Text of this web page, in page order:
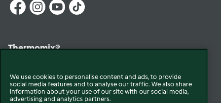
Thermomix®
We use cookies to personalise content and ads, to provide
social media features and to analyse our traffic. We also share
information about your use of our site with our social media,
advertising and analytics partners.